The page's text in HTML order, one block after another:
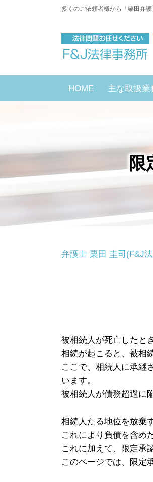
限
多くのご依頼者様から「栗田弁
HOME 主な取扱業
弁護士 栗田 圭司(F&J
被相続人が死亡したと
相続が起こると、被相
ここで、相続人に承継
います。
被相続人が債務超過に
相続人たる地位を放棄
これにより負債を含め
これに加えて、限定承
このページでは、限定